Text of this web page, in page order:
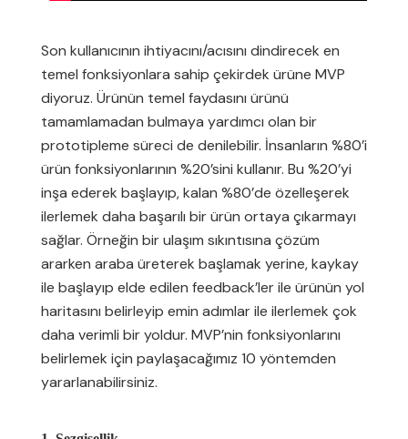
Son kullanıcının ihtiyacını/acısını dindirecek en
temel fonksiyonlara sahip çekirdek ürüne MVP
diyoruz. Ürünün temel faydasını ürünü
tamamlamadan bulmaya yardımcı olan bir
prototipleme süreci de denilebilir. İnsanların %80’i
ürün fonksiyonlarının %20’sini kullanır. Bu %20’yi
inşa ederek başlayıp, kalan %80’de özelleşerek
ilerlemek daha başarılı bir ürün ortaya çıkarmayı
sağlar. Örneğin bir ulaşım sıkıntısına çözüm
ararken araba üreterek başlamak yerine, kaykay
ile başlayıp elde edilen feedback’ler ile ürünün yol
haritasını belirleyip emin adımlar ile ilerlemek çok
daha verimli bir yoldur. MVP’nin fonksiyonlarını
belirlemek için paylaşacağımız 10 yöntemden
yararlanabilirsiniz.